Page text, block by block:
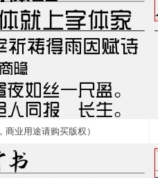
业用途请购买版权）